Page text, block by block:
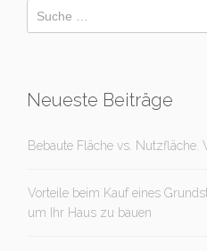
Neueste Beiträge
Bebaute Fläche vs. Nutzfläche.
Vorteile beim Kauf eines
um Ihr Haus zu bauen